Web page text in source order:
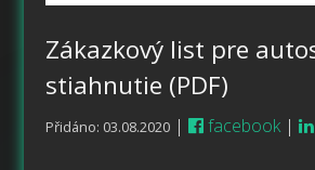
Zákazkový list pre
stiahnutie (PDF)
Přidáno: 03.08.2020 | facebook|